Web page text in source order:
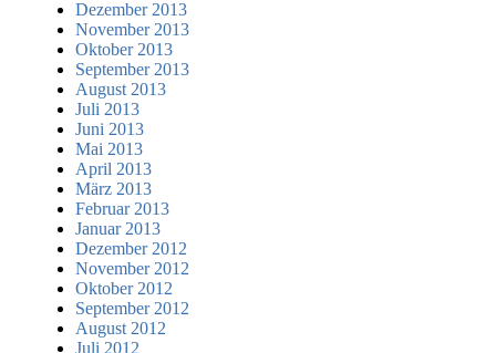
Dezember 2013
November 2013
Oktober 2013
September 2013
August 2013
Juli 2013
Juni 2013
Mai 2013
April 2013
März 2013
Februar 2013
Januar 2013
Dezember 2012
November 2012
Oktober 2012
September 2012
August 2012
Juli 2012